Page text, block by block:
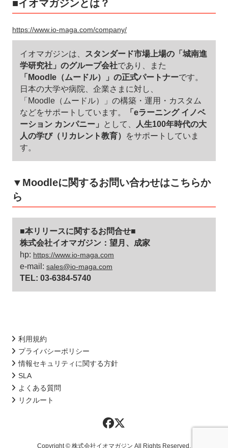
■イオマガジンとは？
https://www.io-maga.com/company/
イオマガジンは、
スタンダード市場上場の「城南進
学研究社」のグループ会社であり、また
「Moodle（ムードル）」の正式パートナーです。
日本の大学や病院、企業さまに対し、
「Moodle（ムードル）」の構築・運用・カスタム
などをサポートしています。
「eラーニング イノベ
ーション カンパニー」
として、
人生100年時代の大
人の学び（リカレント教育）
をサポートしていま
す。
▼Moodleに関するお問い合わせはこちらか
ら
■本リリースに関するお問合せ■
株式会社イオマガジン：望月、成家
hp: https://www.io-maga.com
e-mail: sales@io-maga.com
TEL: 03-6384-5740
利用規約
プライバシーポリシー
情報セキュリティに関する方針
SLA
よくある質問
リクルート
Copyright © 株式会社イオマガジン All Rights Reserved.